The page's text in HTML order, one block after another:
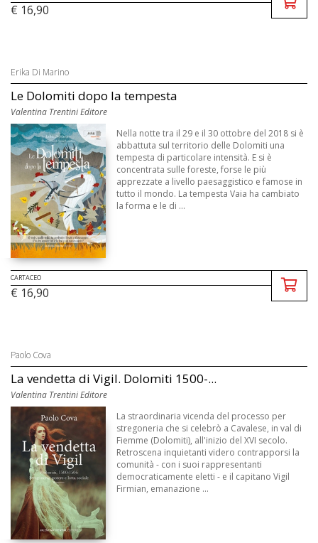
€ 16,90
Erika Di Marino
Le Dolomiti dopo la tempesta
Valentina Trentini Editore
Nella notte tra il 29 e il 30 ottobre del 2018 si è
abbattuta sul territorio delle Dolomiti una
tempesta di particolare intensità. E si è
concentrata sulle foreste, forse le più
apprezzate a livello paesaggistico e famose in
tutto il mondo. La tempesta Vaia ha cambiato
la forma e le di ...
CARTACEO
€ 16,90
Paolo Cova
La vendetta di Vigil. Dolomiti 1500-...
Valentina Trentini Editore
La straordinaria vicenda del processo per
stregoneria che si celebrò a Cavalese, in val di
Fiemme (Dolomiti), all'inizio del XVI secolo.
Retroscena inquietanti videro contrapporsi la
comunità - con i suoi rappresentanti
democraticamente eletti - e il capitano Vigil
Firmian, emanazione ...